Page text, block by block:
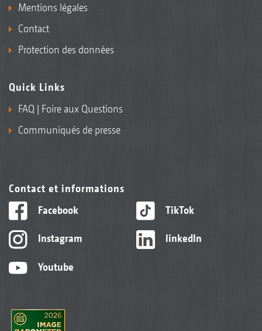
Mentions légales
Contact
Protection des données
Quick Links
FAQ | Foire aux Questions
Communiqués de presse
Contact et informations
Facebook
Instagram
Youtube
TikTok
linkedIn